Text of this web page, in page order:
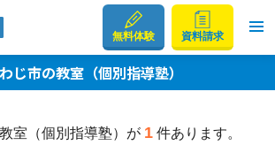
無料体験 資料請求
じ市の教室（個別指導塾）
室（個別指導塾）が 1件あります。